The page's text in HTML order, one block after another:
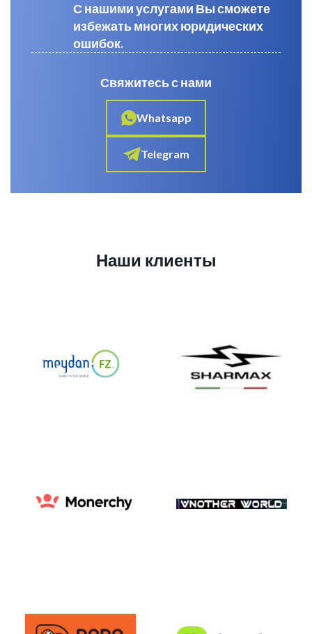
С нашими услугами Вы сможете
избежать многих юридических
ошибок.
Свяжитесь с нами
Whatsapp
Telegram
Наши клиенты